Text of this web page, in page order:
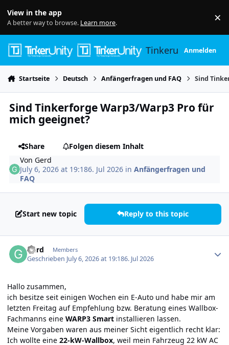
View in the app
A better way to browse. Learn more. ×
TinkerunityAnmelden
Startseite Deutsch Anfängerfragen und FAQ Sind
Sind Tinkerforge Warp3/Warp3 Pro für
mich geeignet?
Share
Folgen diesem Inhalt
VonGerd
July 6, 2026 at 19:186. Jul 2026 inAnfängerfragen und
FAQ
Start new topic Reply to this topic
Gerd Members
Geschrieben July 6, 2026 at 19:186. Jul 2026
Hallo zusammen,
ich besitze seit einigen Wochen ein E-Auto und habe mir am
letzten Freitag auf Empfehlung bzw. Beratung eines Wallbox-
Fachmanns eine WARP3 Smart installieren lassen.
Meine Vorgaben waren aus meiner Sicht eigentlich recht klar:
Ich wollte eine 22-kW-Wallbox, weil mein Fahrzeug 22 kW AC